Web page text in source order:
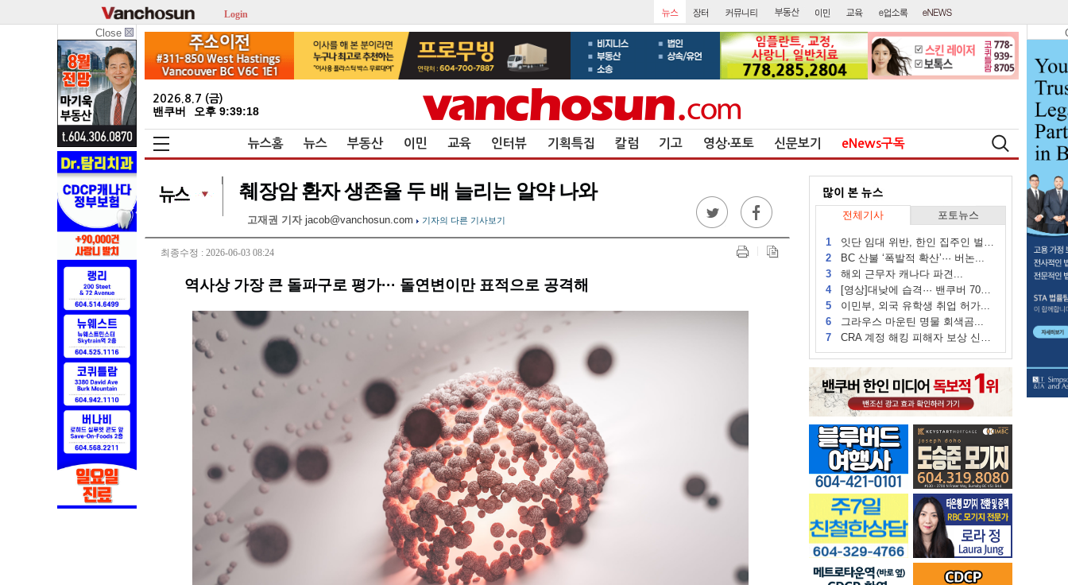
Login
Close
2026.8.7 (금)
밴쿠버 오후 9:39:20
뉴스홈 뉴스 부동산 이민 교육 인터뷰 기획특집 칼럼 기고 영상∙포토 신문보기 eNews구독
췌장암 환자 생존율 두 배 늘리는 알약 나와
고재권 기자 jacob@vanchosun.com 기자의 다른 기사보기
최종수정 : 2026-06-03 08:24
역사상 가장 큰 돌파구로 평가··· 돌연변이만 표적으로 공격해
전체기사 포토뉴스
1잇단 임대 위반, 한인 집주인 벌금...
2BC 산불 ‘폭발적 확산’··· 버논...
3해외 근무자 캐나다 파견...
4[영상]대낮에 습격··· 밴쿠버 70대...
5이민부, 외국 유학생 취업 허가...
6그라우스 마운틴 명물 회색곰...
7CRA 계정 해킹 피해자 보상 신청 시작